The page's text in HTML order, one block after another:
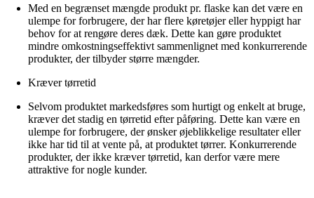
Med en begrænset mængde produkt pr. flaske kan det være en
ulempe for forbrugere, der har flere køretøjer eller hyppigt har
behov for at rengøre deres dæk. Dette kan gøre produktet
mindre omkostningseffektivt sammenlignet med konkurrerende
produkter, der tilbyder større mængder.
Kræver tørretid
Selvom produktet markedsføres som hurtigt og enkelt at bruge,
kræver det stadig en tørretid efter påføring. Dette kan være en
ulempe for forbrugere, der ønsker øjeblikkelige resultater eller
ikke har tid til at vente på, at produktet tørrer. Konkurrerende
produkter, der ikke kræver tørretid, kan derfor være mere
attraktive for nogle kunder.